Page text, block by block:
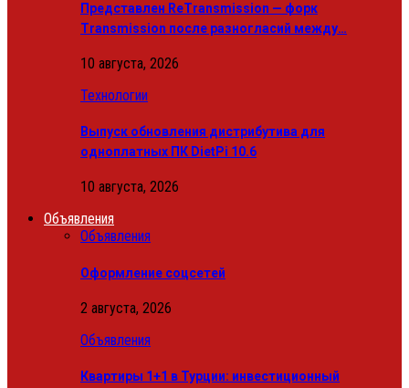
Представлен ReTransmission — форк
Transmission после разногласий между…
10 августа, 2026
Технологии
Выпуск обновления дистрибутива для
одноплатных ПК DietPi 10.6
10 августа, 2026
Объявления
Объявления
Оформление соцсетей
2 августа, 2026
Объявления
Квартиры 1+1 в Турции: инвестиционный